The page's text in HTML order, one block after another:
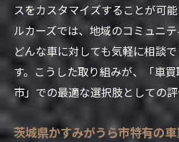
車買取で満足度を高めるス
方法を徹底解説
初めての方でも安心の
高価買取を引き出すた
買取の流れと必要書類
スマイルカーズでの査
スをカスタマイズすることが可
ルカーズでは、地域のコミュニ
どんな車に対しても気軽に相談
す。こうした取り組みが、「車
市」での最適な選択肢としての評
茨城県かすみがうら市特有の